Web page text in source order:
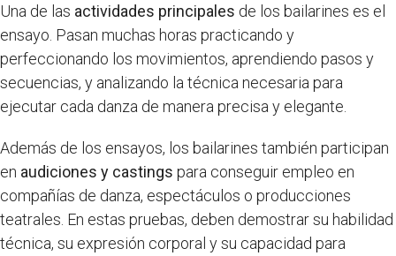
Una de las actividades principales de los bailarines es el
ensayo. Pasan muchas horas practicando y
perfeccionando los movimientos, aprendiendo pasos y
secuencias, y analizando la técnica necesaria para
ejecutar cada danza de manera precisa y elegante.
Además de los ensayos, los bailarines también participan
en audiciones y castings para conseguir empleo en
compañías de danza, espectáculos o producciones
teatrales. En estas pruebas, deben demostrar su habilidad
técnica, su expresión corporal y su capacidad para